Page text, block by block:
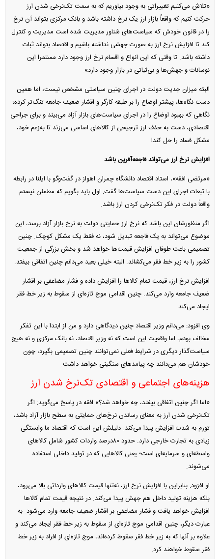
«تلاش می‌کنیم تغییراتی به وجود بیاوریم که به سمت تک‌نرخی شدن ارز
حرکت کنیم که واقعاً بازار ارز یک نرخ داشته باشد و بانک مرکزی بتواند آن نرخ
را در قانون خودش که سیاست‌های شناور مدیریت شده است مدیریت و کنترل
کند تا افزایش نرخ ارز به صورت جهشی نداشته باشیم و اقتصاد بتواند ثبات
داشته باشد. تا وقتی که این انواع و اقسام نرخ ارز وجود دارد مستمرا این
نوسانات و جهش‌ها و بی‌ثباتی در بازار وجود دارد».
البته میزان جدیت دولت در اجرای چنین سیاستی مشخص نیست، اما همین
دست نگاه‌ها، پیشتر اوضاع را بر طبقه کارگر و اقشار ضعیف جامعه تنگ‌تر کرده؛
نگاهی که بهبود اوضاع را در اجرای سیاست‌های بازار آزاد می‌بیند و برای جراحی
اقتصادی، دست به حذف ارز ترجیحی از کالا‌های اساسی می‌زند تا به‌زعم خود،
مشکل فساد را حل کند!
افزایش نرخ ارز می‌تواند فاجعه‌آفرین باشد
«مرتضی افقه»، استاد اقتصاد دانشگاه چمران اهواز در گفت‌و‌گو با ایلنا در رابطه
با تبعات اجرای این دست سیاست‌ها گفت: اول باید بگویم که مطمئن نیستم
واقعاً دولت در فکر تک‌نرخی کردن ارز باشد.
اگر منظورشان این باشد که نرخ ارز حمایتی دولت به نرخ بازار آزاد برسد، این
موضوع می‌تواند به یک فاجعه تبدیل شود، نه فقط یک مشکل کوچک. چنین
تصمیمی باعث طوفان افزایش قیمت‌ها خواهد شد و بخش بزرگی از جمعیت
کشور را به زیر خط فقر می‌کشاند. البته خیلی بعید می‌دانم چنین اتفاقی بیفتد.
افزایش نرخ ارز، قیمت تمام کالا‌ها را افزایش داده و فشار مضاعفی بر اقشار
ضعیف جامعه وارد می‌کند. چنین اقدامی موج تازه‌ای از سقوط به زیر خط فقر
ایجاد می‌کند
وی افزود: می‌دانم وزیر اقتصاد چنین دیدگاهی دارد و من از ابتدا با این تفکر
مخالف بودم، اما واقعیت این است که نه وزیر اقتصاد، نه بانک مرکزی و نه هیچ
سیاست‌گذار دیگری در شرایط فعلی نمی‌توانند چنین تصمیمی بگیرد، چون
خودشان هم می‌دانند چه پیامد‌های سنگینی خواهد داشت.
هزینه‌های اجتماعی و اقتصادی تک‌نرخ شدن ارز
«اما اگر چنین اتفاقی بیفتد، چه خواهد شد؟» افقه در پاسخ می‌گوید: اگر
تک‌نرخی شدن ارز به معنای رساندن نرخ‌های حمایتی به سطح بازار آزاد باشد،
تورم به شدت افزایش پیدا می‌کند. دلیلش این است که اقتصاد ما وابستگی
زیادی به تجارت خارجی دارد. حدود ۸۰درصد واردات کشور شامل کالا‌های
واسطه‌ای و سرمایه‌ای است؛ یعنی کالا‌هایی که در تولید داخلی استفاده
می‌شوند.
او افزود: بنابراین با افزایش نرخ ارز، نه‌تنها قیمت کالا‌های وارداتی بالا می‌رود،
بلکه هزینه تولید داخل هم جهش پیدا می‌کند. در نتیجه قیمت تمام کالا‌ها
افزایش خواهد یافت و فشار مضاعفی بر اقشار ضعیف جامعه وارد می‌شود. به
عبارت دیگر، چنین اقدامی موج تازه‌ای از سقوط به زیر خط فقر ایجاد می‌کند و
علاوه بر آنها که به زیر خط فقر سقوط کرده‌اند، موج تازه‌ای از افراد به زیر خط
فقر سقوط خواهند کرد.